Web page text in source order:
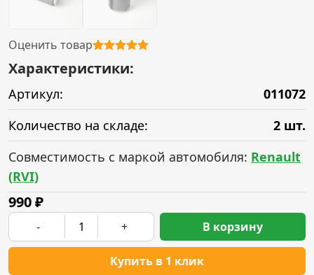
Оценить товар
Характеристики:
Артикул:
011072
Количество на складе:
2 шт.
Совместимость с маркой автомобиля: Renault
(RVI)
990₽
- +
Купить в 1 клик
В корзину